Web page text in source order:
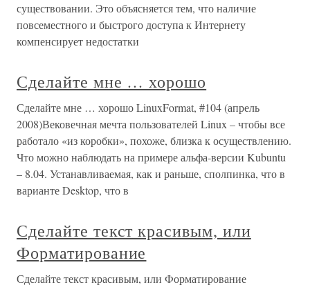
существовании. Это объясняется тем, что наличие
повсеместного и быстрого доступа к Интернету
компенсирует недостатки
Сделайте мне … хорошо
Сделайте мне … хорошо LinuxFormat, #104 (апрель
2008)Вековечная мечта пользователей Linux – чтобы все
работало «из коробки», похоже, близка к осуществлению.
Что можно наблюдать на примере альфа-версии Kubuntu
– 8.04. Устанавливаемая, как и раньше, сполпинка, что в
варианте Desktop, что в
Сделайте текст красивым, или
Форматирование
Сделайте текст красивым, или Форматирование